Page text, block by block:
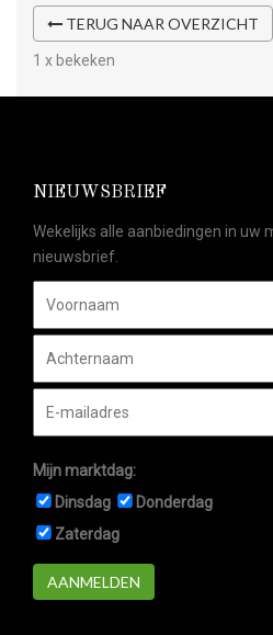
TERUG NAAR OVERZICHT
1 x bekeken
NIEUWSBRIEF
Wekelijks alle aanbiedingen in uw
nieuwsbrief.
Mijn marktdag:
Dinsdag
Donderdag
Zaterdag
AANMELDEN